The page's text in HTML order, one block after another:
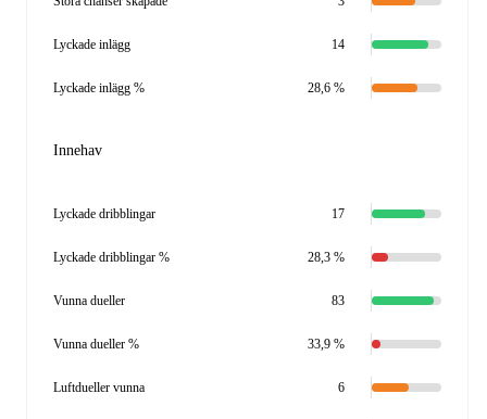
Lyckade inlägg 14
Lyckade inlägg % 28,6 %
Innehav
Lyckade dribblingar 17
Lyckade dribblingar % 28,3 %
Vunna dueller 83
Vunna dueller % 33,9 %
Luftdueller vunna 6